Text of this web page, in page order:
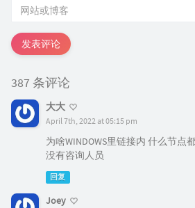
发表评论
387 条评论
大大
April 7th, 2022 at 05:15 pm
为啥WINDOWS里链接内 什么节点
没有咨询人员
回复
Joey